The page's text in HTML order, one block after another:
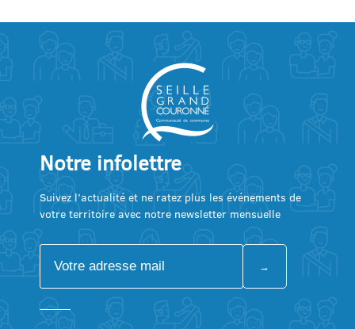
Notre infolettre
Suivez l’actualité et ne ratez plus les événements de
votre territoire avec notre newsletter mensuelle